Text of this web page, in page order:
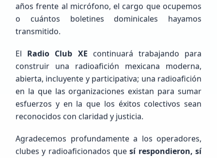
FEED RSS
años frente al micrófono, el cargo que ocupemos
o cuántos boletines dominicales hayamos
transmitido.
El Radio Club XE continuará trabajando para
construir una radioafición mexicana moderna,
abierta, incluyente y participativa; una radioafición
en la que las organizaciones existan para sumar
esfuerzos y en la que los éxitos colectivos sean
reconocidos con claridad y justicia.
Agradecemos profundamente a los operadores,
clubes y radioaficionados quesí respondieron, sí